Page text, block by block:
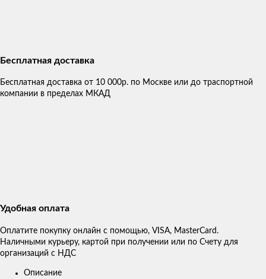
Бесплатная доставка
Бесплатная доставка от 10 000р. по Москве или до траспортной
компании в пределах МКАД
Удобная оплата
Оплатите покупку онлайн с помощью, VISA, MasterCard.
Наличными курьеру, картой при получении или по Счету для
организаций с НДС
Описание